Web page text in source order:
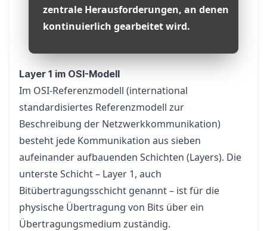
zentrale Herausforderungen, an denen
kontinuierlich gearbeitet wird.
Layer 1 im OSI-Modell
Im OSI-Referenzmodell (international
standardisiertes Referenzmodell zur
Beschreibung der Netzwerkkommunikation)
besteht jede Kommunikation aus sieben
aufeinander aufbauenden Schichten (Layers). Die
unterste Schicht – Layer 1, auch
Bitübertragungsschicht genannt – ist für die
physische Übertragung von Bits über ein
Übertragungsmedium zuständig.